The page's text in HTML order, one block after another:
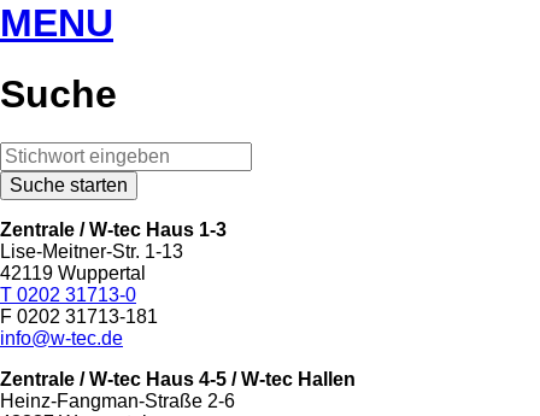
MENU
Suche
Zentrale / W-tec Haus 1-3
Lise-Meitner-Str. 1-13
42119 Wuppertal
T 0202 31713-0
F 0202 31713-181
info@w-tec.de
Zentrale / W-tec Haus 4-5 / W-tec Hallen
Heinz-Fangman-Straße 2-6